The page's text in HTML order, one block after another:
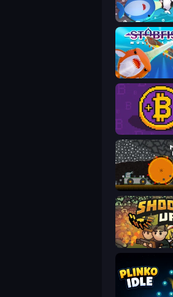
Stabfish.io
Stabfish 2
Money Maker
Mystery Digger
Shootup.io